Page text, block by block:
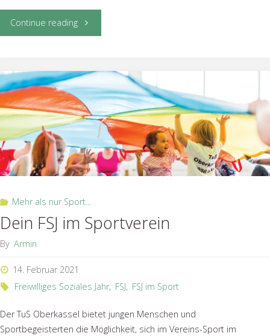
Continue reading"Starte
FSJ
im
Sportverein"
Mehr als nur Sport...
Dein FSJ im Sportverein
By Armin
14. Februar 2021
Freiwilliges Soziales Jahr, FSJ, FSJ im Sport
Der TuS Oberkassel bietet jungen Menschen und
Sportbegeisterten die Möglichkeit, sich im Vereins-Sport im